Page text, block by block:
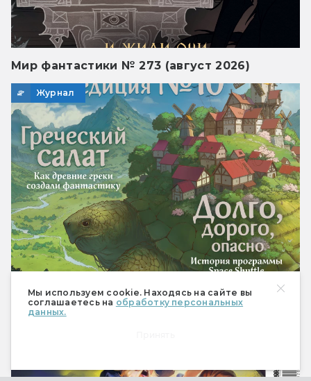
Мы используем cookie. Находясь на сайте вы
соглашаетесь на обработку персональных
данных.
Мир фантастики № 273 (август 2026)
Журнал
Мир фантастики № 272 (июль 2026)
Ностальгия во всех проявлениях